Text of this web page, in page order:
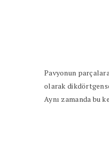
Pavyonun
olarak
Aynı zamanda bu